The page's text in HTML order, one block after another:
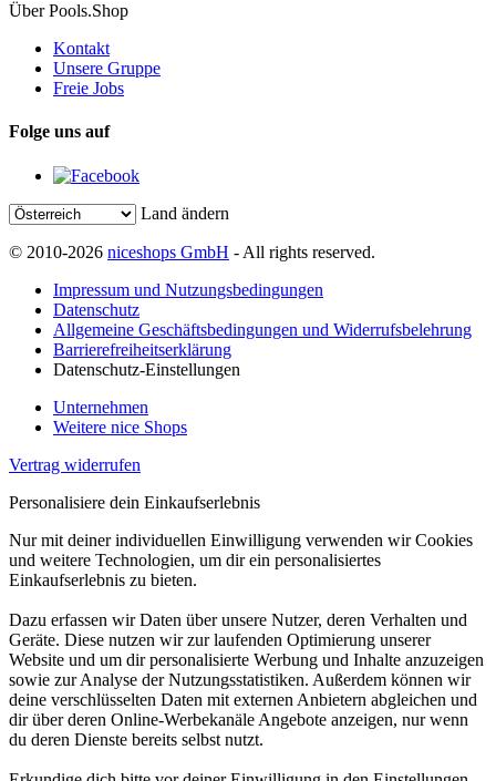
Über Pools.Shop
Kontakt
Unsere Gruppe
Freie Jobs
Folge uns auf
Land ändern
© 2010-2026 niceshops GmbH - All rights reserved.
Impressum und Nutzungsbedingungen
Datenschutz
Allgemeine Geschäftsbedingungen und Widerrufsbelehrung
Barrierefreiheitserklärung
Datenschutz-Einstellungen
Unternehmen
Weitere nice Shops
Vertrag widerrufen
Personalisiere dein Einkaufserlebnis
Nur mit deiner individuellen Einwilligung verwenden wir Cookies
und weitere Technologien, um dir ein personalisiertes
Einkaufserlebnis zu bieten.
Dazu erfassen wir Daten über unsere Nutzer, deren Verhalten und
Geräte. Diese nutzen wir zur laufenden Optimierung unserer
Website und um dir personalisierte Werbung und Inhalte anzuzeigen
sowie zur Analyse der Nutzungsstatistiken. Außerdem können wir
deine verschlüsselten Daten mit externen Anbietern abgleichen und
dir über deren Online-Werbekanäle Angebote anzeigen, nur wenn
du deren Dienste bereits selbst nutzt.